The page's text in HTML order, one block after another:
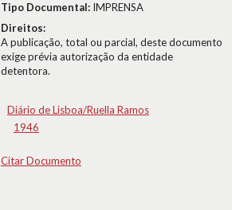
Tipo Documental: IMPRENSA
Direitos:
A publicação, total ou parcial, deste documento
exige prévia autorização da entidade
detentora.
Diário de Lisboa/Ruella Ramos
1946
Citar Documento